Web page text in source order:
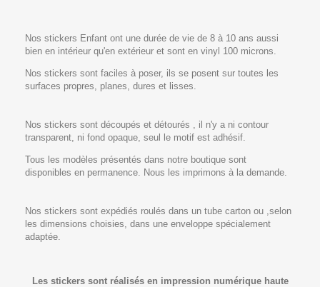
Nos stickers Enfant ont une durée de vie de 8 à 10 ans aussi
bien en intérieur qu'en extérieur et sont en vinyl 100 microns.
Nos stickers sont faciles à poser, ils se posent sur toutes les
surfaces propres, planes, dures et lisses.
Nos stickers sont découpés et détourés , il n'y a ni contour
transparent, ni fond opaque, seul le motif est adhésif.
Tous les modèles présentés dans notre boutique sont
disponibles en permanence. Nous les imprimons à la demande.
Nos stickers sont expédiés roulés dans un tube carton ou ,selon
les dimensions choisies, dans une enveloppe spécialement
adaptée.
Les stickers sont réalisés en impression numérique haute